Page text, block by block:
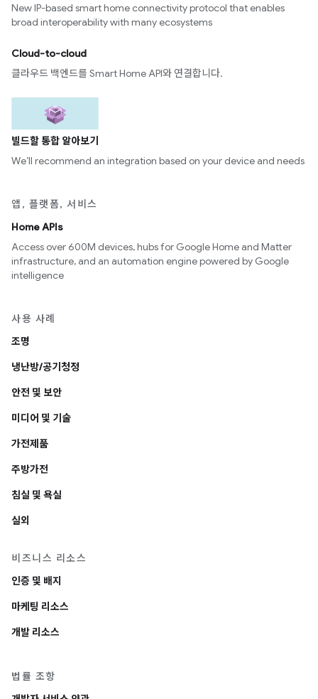
New IP-based smart home connectivity protocol that enables
broad interoperability with many ecosystems
Cloud-to-cloud
클라우드 백엔드를 Smart Home API와 연결합니다.
빌드할 통합 알아보기
We’ll recommend an integration based on your device and needs
앱, 플랫폼, 서비스
Home APIs
Access over 600M devices, hubs for Google Home and Matter
infrastructure, and an automation engine powered by Google
intelligence
사용 사례
조명
냉난방/공기청정
안전 및 보안
미디어 및 기술
가전제품
주방가전
침실 및 욕실
실외
비즈니스 리소스
인증 및 배지
마케팅 리소스
개발 리소스
법률 조항